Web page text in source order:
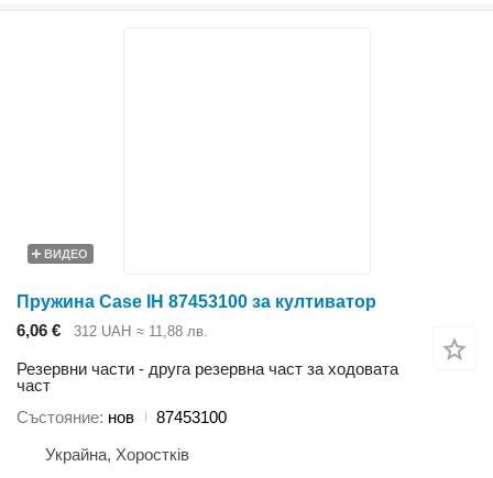
ВИДЕО
Пружина Case IH 87453100 за култиватор
6,06 €
312 UAH ≈ 11,88 лв.
Резервни части - друга резервна част за ходовата
част
Състояние нов
87453100
Украйна, Хоростків